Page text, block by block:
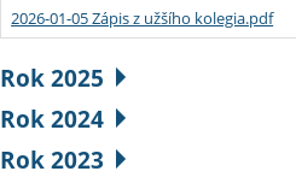
2026-01-05 Zápis z užšího kolegia.pdf
Rok 2025
Rok 2024
Rok 2023